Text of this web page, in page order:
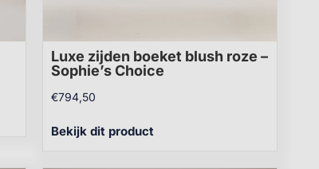
Luxe zijden boeket blush roze –
Sophie’s Choice
€794,50
Bekijk dit product